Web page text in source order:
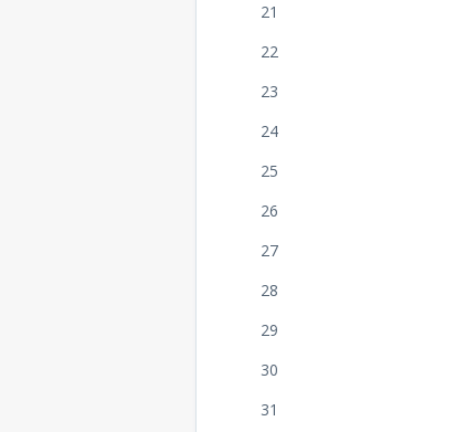
21
22
23
24
25
26
27
28
29
30
31